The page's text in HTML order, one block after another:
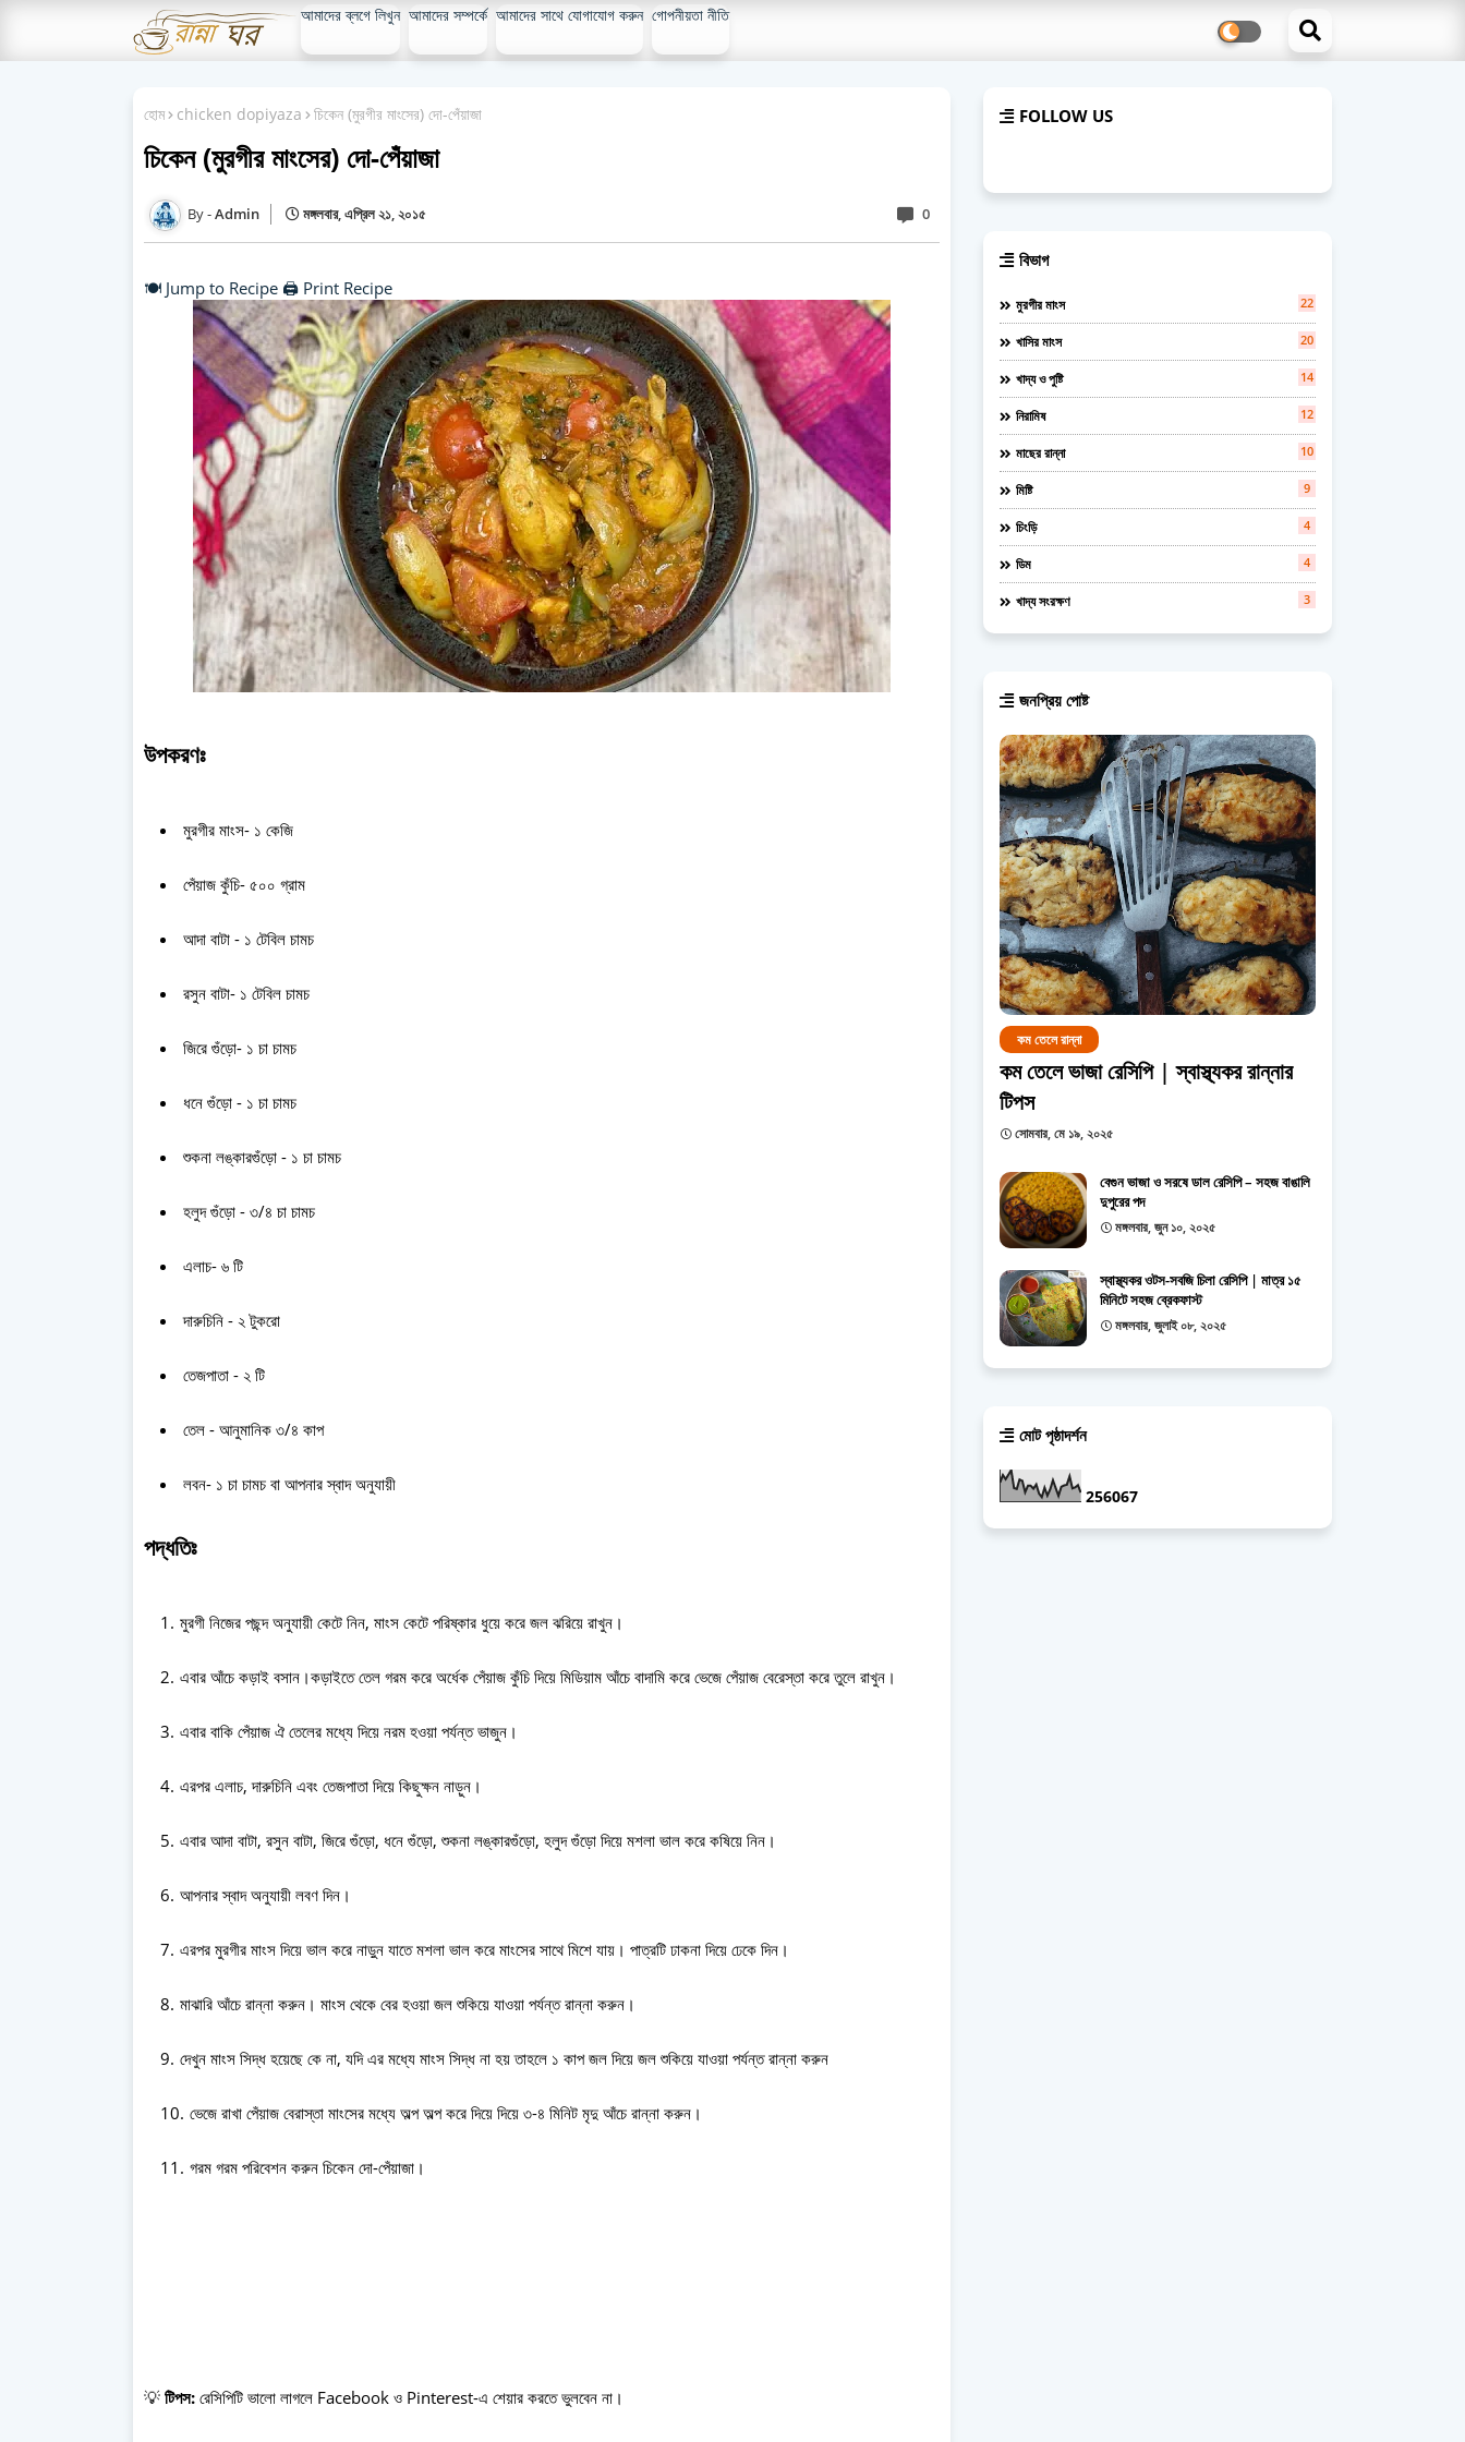
আমাদের ব্লগে লিখুন আমাদের সম্পর্কে আমাদের সাথে যোগাযোগ করুন গোপনীয়তা নীতি
হোম chicken dopiyaza চিকেন (মুরগীর মাংসের) দো-পেঁয়াজা
চিকেন (মুরগীর মাংসের) দো-পেঁয়াজা
Admin মঙ্গলবার, এপ্রিল ২১, ২০১৫ 0
🍽️ Jump to Recipe 🖨️ Print Recipe
উপকরণঃ
মুরগীর মাংস- ১ কেজি
পেঁয়াজ কুঁচি- ৫০০ গ্রাম
আদা বাটা - ১ টেবিল চামচ
রসুন বাটা- ১ টেবিল চামচ
জিরে গুঁড়ো- ১ চা চামচ
ধনে গুঁড়ো - ১ চা চামচ
শুকনা লঙ্কারগুঁড়ো - ১ চা চামচ
হলুদ গুঁড়ো - ৩/৪ চা চামচ
এলাচ- ৬ টি
দারুচিনি - ২ টুকরো
তেজপাতা - ২ টি
তেল - আনুমানিক ৩/৪ কাপ
লবন- ১ চা চামচ বা আপনার স্বাদ অনুযায়ী
পদ্ধতিঃ
মুরগী নিজের পছন্দ অনুযায়ী কেটে নিন, মাংস কেটে পরিষ্কার ধুয়ে করে জল ঝরিয়ে রাখুন।
এবার আঁচে কড়াই বসান।কড়াইতে তেল গরম করে অর্ধেক পেঁয়াজ কুঁচি দিয়ে মিডিয়াম আঁচে বাদামি করে ভেজে পেঁয়াজ বেরেস্তা করে তুলে রাখুন।
এবার বাকি পেঁয়াজ ঐ তেলের মধ্যে দিয়ে নরম হওয়া পর্যন্ত ভাজুন।
এরপর এলাচ, দারুচিনি এবং তেজপাতা দিয়ে কিছুক্ষন নাড়ুন।
এবার আদা বাটা, রসুন বাটা, জিরে গুঁড়ো, ধনে গুঁড়ো, শুকনা লঙ্কারগুঁড়ো, হলুদ গুঁড়ো দিয়ে মশলা ভাল করে কষিয়ে নিন।
আপনার স্বাদ অনুযায়ী লবণ দিন।
এরপর মুরগীর মাংস দিয়ে ভাল করে নাড়ুন যাতে মশলা ভাল করে মাংসের সাথে মিশে যায়। পাত্রটি ঢাকনা দিয়ে ঢেকে দিন।
মাঝারি আঁচে রান্না করুন। মাংস থেকে বের হওয়া জল শুকিয়ে যাওয়া পর্যন্ত রান্না করুন।
দেখুন মাংস সিদ্ধ হয়েছে কে না, যদি এর মধ্যে মাংস সিদ্ধ না হয় তাহলে ১ কাপ জল দিয়ে জল শুকিয়ে যাওয়া পর্যন্ত রান্না করুন
ভেজে রাখা পেঁয়াজ বেরাস্তা মাংসের মধ্যে অল্প অল্প করে দিয়ে দিয়ে ৩-৪ মিনিট মৃদু আঁচে রান্না করুন।
গরম গরম পরিবেশন করুন চিকেন দো-পেঁয়াজা।
💡 টিপস: রেসিপিটি ভালো লাগলে Facebook ও Pinterest-এ শেয়ার করতে ভুলবেন না।
FOLLOW US
বিভাগ
মুরগীর মাংস 22
খাসির মাংস 20
খাদ্য ও পুষ্টি 14
নিরামিষ 12
মাছের রান্না 10
মিষ্টি 9
চিংড়ি 4
ডিম 4
খাদ্য সংরক্ষণ 3
জনপ্রিয় পোষ্ট
কম তেলে রান্না
কম তেলে ভাজা রেসিপি | স্বাস্থ্যকর রান্নার
টিপস
সোমবার, মে ১৯, ২০২৫
বেগুন ভাজা ও সরষে ডাল রেসিপি – সহজ বাঙালি
দুপুরের পদ
মঙ্গলবার, জুন ১০, ২০২৫
স্বাস্থ্যকর ওটস-সবজি চিলা রেসিপি | মাত্র ১৫
মিনিটে সহজ ব্রেকফাস্ট
মঙ্গলবার, জুলাই ০৮, ২০২৫
মোট পৃষ্ঠাদর্শন
256067